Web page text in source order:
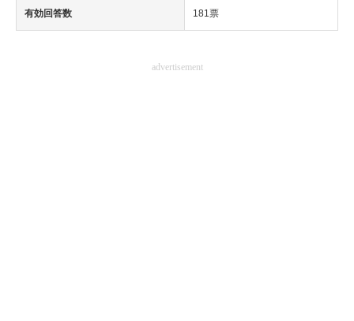
有効回答数 181票
advertisement